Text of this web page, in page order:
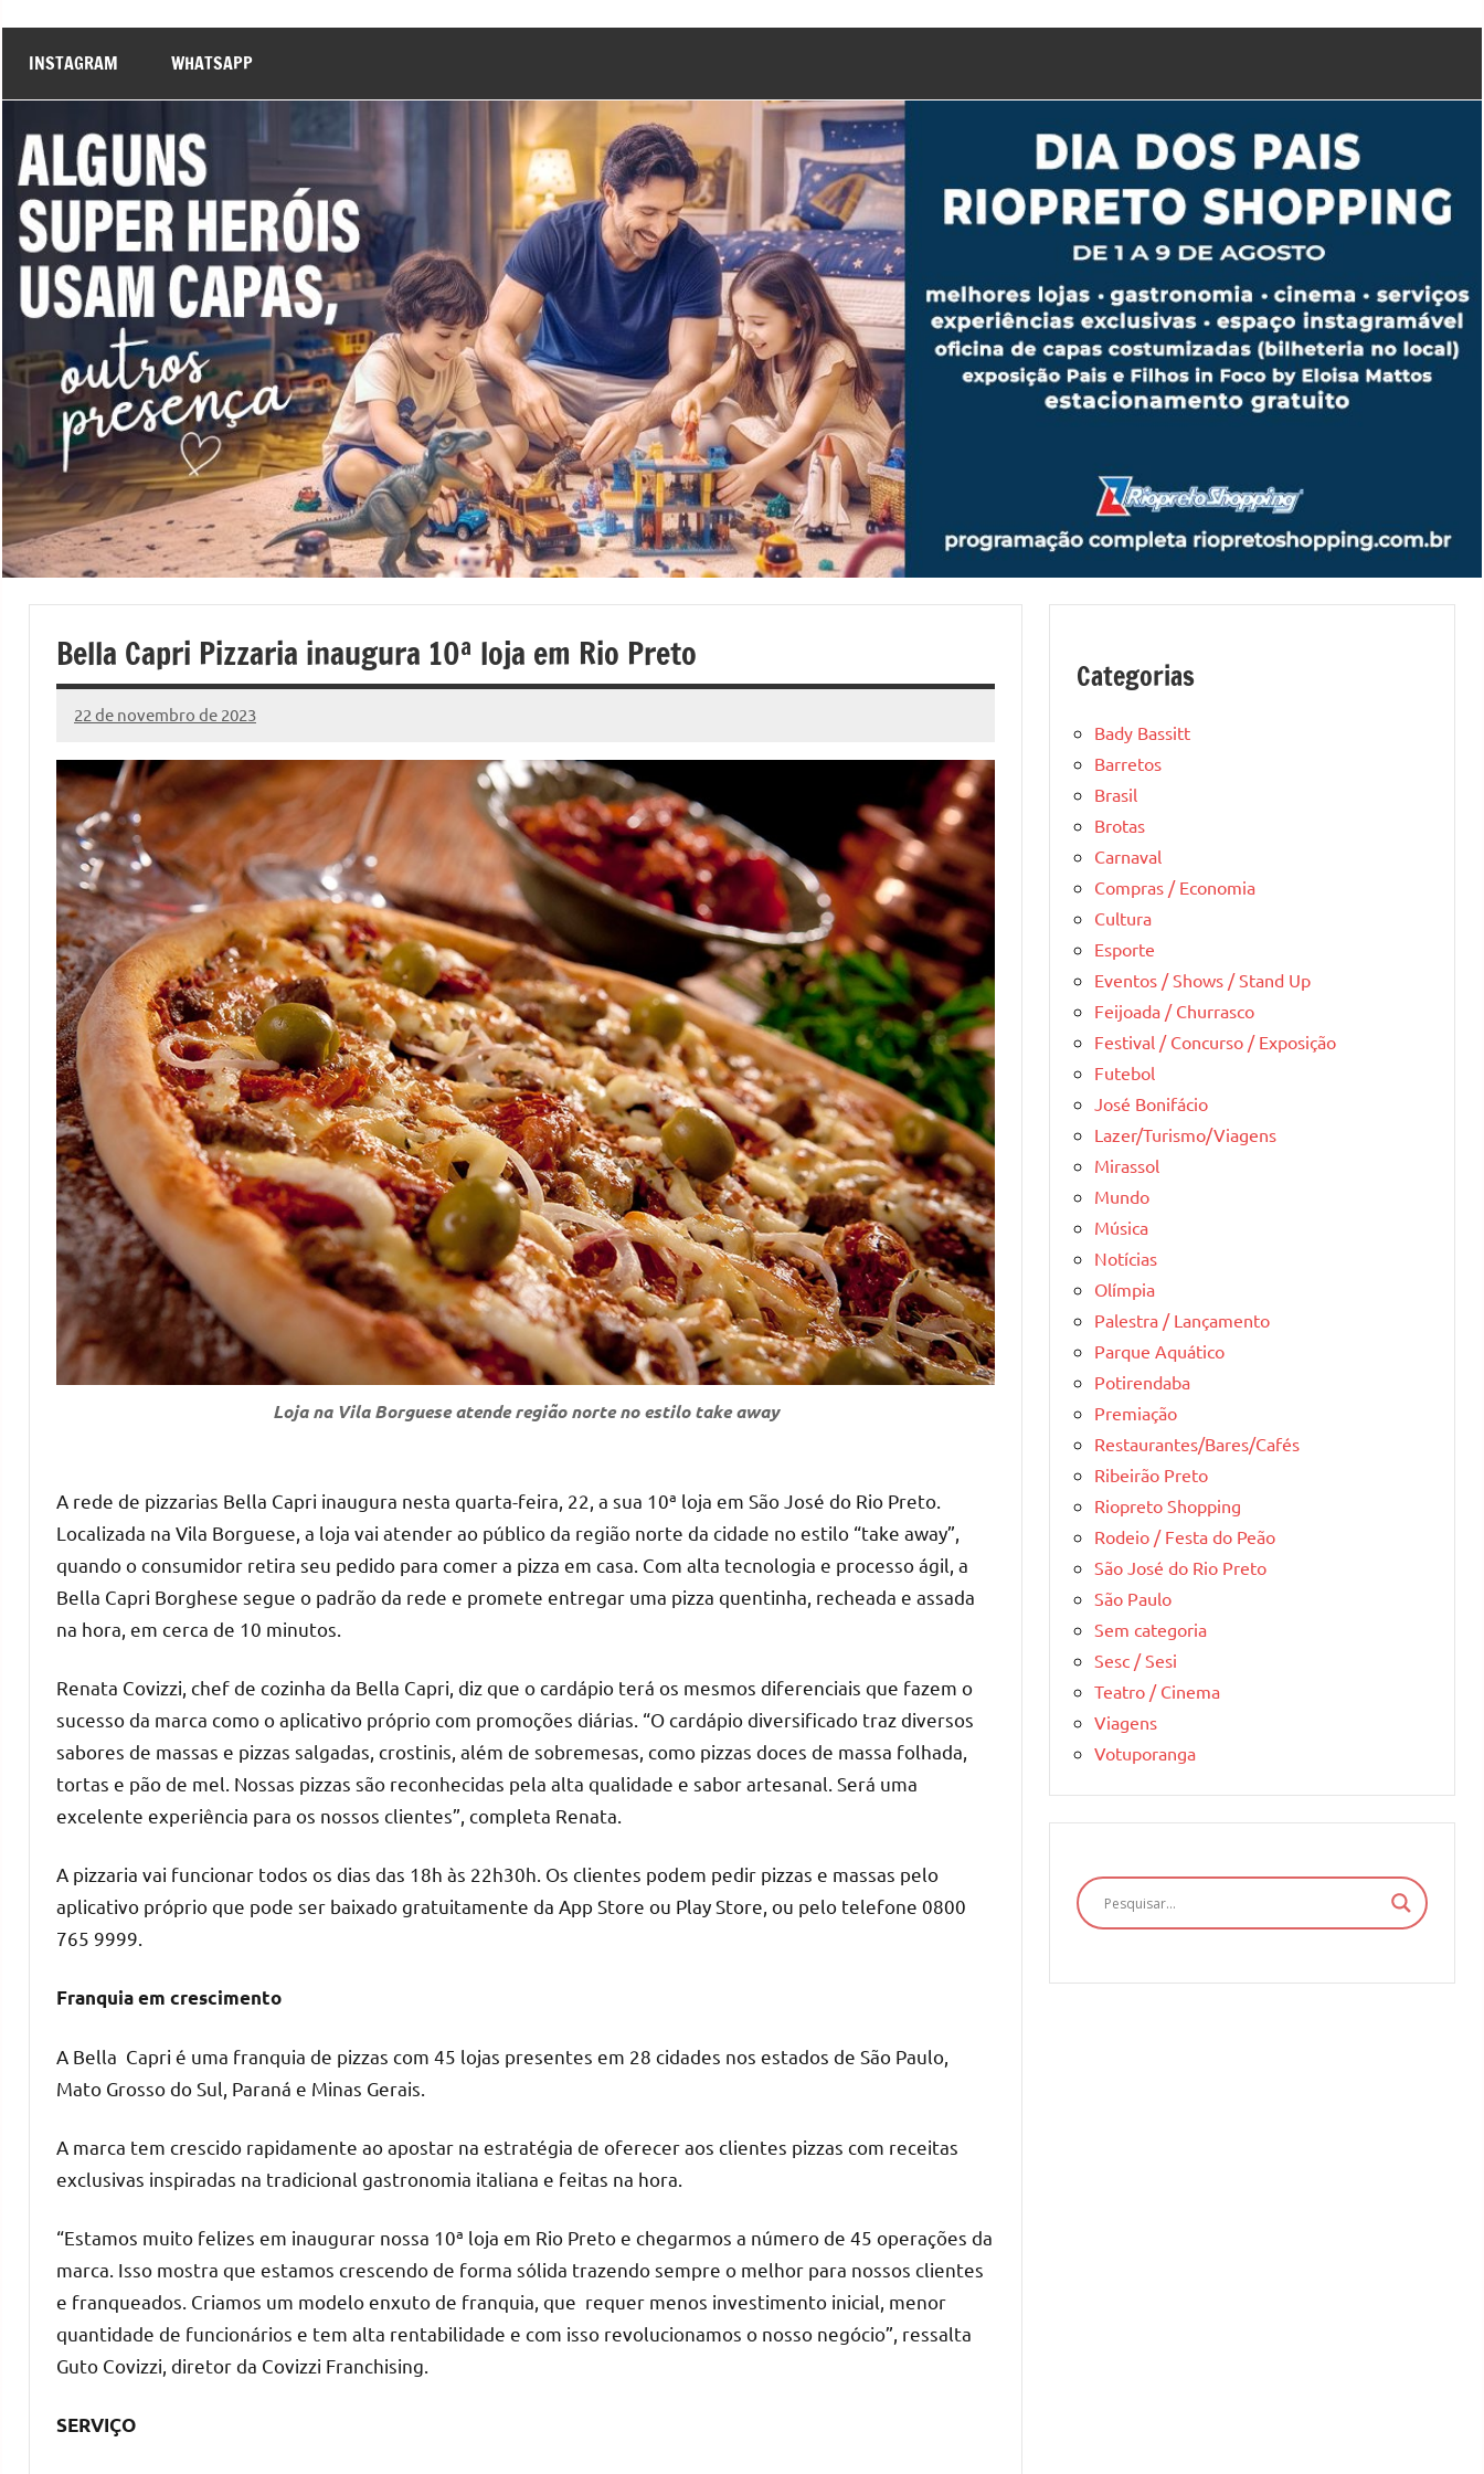
INSTAGRAM WHATSAPP
Bella Capri Pizzaria inaugura 10ª loja em Rio Preto
22 de novembro de 2023
Marcelo
Fachin
51
comentários
Loja na Vila Borguese atende região norte no estilo take away
A rede de pizzarias Bella Capri inaugura nesta quarta-feira, 22, a sua 10ª loja em São José do Rio Preto.
Localizada na Vila Borguese, a loja vai atender ao público da região norte da cidade no estilo “take away”,
quando o consumidor retira seu pedido para comer a pizza em casa. Com alta tecnologia e processo ágil, a
Bella Capri Borghese segue o padrão da rede e promete entregar uma pizza quentinha, recheada e assada
na hora, em cerca de 10 minutos.
Renata Covizzi, chef de cozinha da Bella Capri, diz que o cardápio terá os mesmos diferenciais que fazem o
sucesso da marca como o aplicativo próprio com promoções diárias. “O cardápio diversificado traz diversos
sabores de massas e pizzas salgadas, crostinis, além de sobremesas, como pizzas doces de massa folhada,
tortas e pão de mel. Nossas pizzas são reconhecidas pela alta qualidade e sabor artesanal. Será uma
excelente experiência para os nossos clientes”, completa Renata.
A pizzaria vai funcionar todos os dias das 18h às 22h30h. Os clientes podem pedir pizzas e massas pelo
aplicativo próprio que pode ser baixado gratuitamente da App Store ou Play Store, ou pelo telefone 0800
765 9999.
Franquia em crescimento
A Bella Capri é uma franquia de pizzas com 45 lojas presentes em 28 cidades nos estados de São Paulo,
Mato Grosso do Sul, Paraná e Minas Gerais.
A marca tem crescido rapidamente ao apostar na estratégia de oferecer aos clientes pizzas com receitas
exclusivas inspiradas na tradicional gastronomia italiana e feitas na hora.
“Estamos muito felizes em inaugurar nossa 10ª loja em Rio Preto e chegarmos a número de 45 operações da
marca. Isso mostra que estamos crescendo de forma sólida trazendo sempre o melhor para nossos clientes
e franqueados. Criamos um modelo enxuto de franquia, que requer menos investimento inicial, menor
quantidade de funcionários e tem alta rentabilidade e com isso revolucionamos o nosso negócio”, ressalta
Guto Covizzi, diretor da Covizzi Franchising.
SERVIÇO
Categorias
Bady Bassitt
Barretos
Brasil
Brotas
Carnaval
Compras / Economia
Cultura
Esporte
Eventos / Shows / Stand Up
Feijoada / Churrasco
Festival / Concurso / Exposição
Futebol
José Bonifácio
Lazer/Turismo/Viagens
Mirassol
Mundo
Música
Notícias
Olímpia
Palestra / Lançamento
Parque Aquático
Potirendaba
Premiação
Restaurantes/Bares/Cafés
Ribeirão Preto
Riopreto Shopping
Rodeio / Festa do Peão
São José do Rio Preto
São Paulo
Sem categoria
Sesc / Sesi
Teatro / Cinema
Viagens
Votuporanga